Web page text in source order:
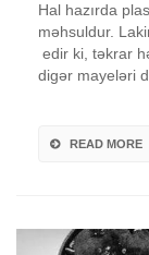
Hal hazırda
məhsuldur.
edir ki, təkrar
digər mayeləri
READ MORE